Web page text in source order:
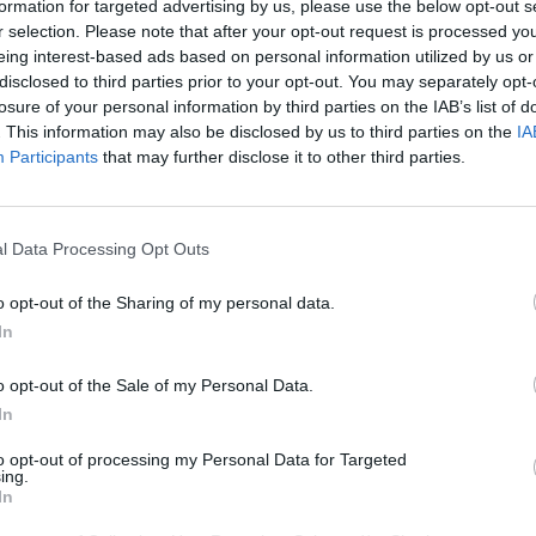
for targeted advertising by us, please use the below opt-out
selection. Please note that after your opt-out request is processed
interest-based ads based on personal information utilized by us
to third parties prior to your opt-out. You may separately
of your personal information by third parties on the IAB’s list of
This information may also be disclosed by us to third parties on the
Participants that may further disclose it to other third parties.
Data Processing Opt Outs
opt-out of the Sharing of my personal data.
opt-out of the Sale of my Personal Data.
opt-out of processing my Personal Data for Targeted
η ιστορία επιβίωσης των τεσσάρων
που επί σαράντα ημέρες
του Αμαζονίου μετά την πτώση
τέσσερα αδέλφια που σώθηκαν
στην κολομβιανή ζούγκλα
της Μπογκοτά, ενώ η
της χώρας Γκουστάβο Πέτρο
τους μίλησε, τους προσέφερε